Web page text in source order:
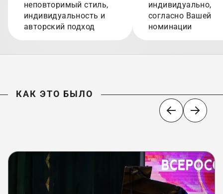
неповторимый стиль,
индивидуальность и
авторский подход
индивидуально,
согласно Вашей
номинации
КАК ЭТО БЫЛО